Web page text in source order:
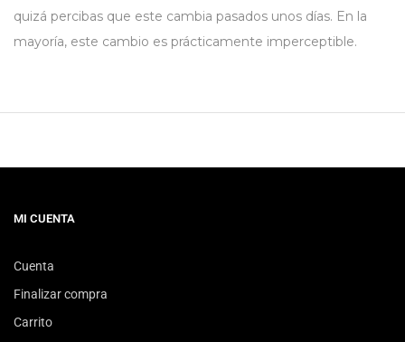
quizá percibas que este cambia pasados unos días. En la
mayoría, este cambio es prácticamente imperceptible.
MI CUENTA
Cuenta
Finalizar compra
Carrito